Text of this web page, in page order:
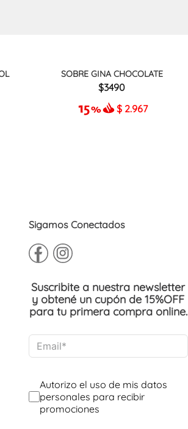
SOBRE GINA CHOCOLATE
3490
$ 2.967
Sigamos Conectados
Suscribite a nuestra newsletter
y obtené un cupón de 15%OFF
para tu primera compra online.